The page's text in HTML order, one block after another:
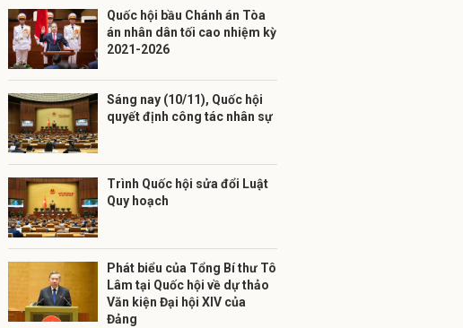
Quốc hội bầu Chánh án Tòa
án nhân dân tối cao nhiệm kỳ
2021-2026
Sáng nay (10/11), Quốc hội
quyết định công tác nhân sự
Trình Quốc hội sửa đổi Luật
Quy hoạch
Phát biểu của Tổng Bí thư Tô
Lâm tại Quốc hội về dự thảo
Văn kiện Đại hội XIV của
Đảng
Gửi